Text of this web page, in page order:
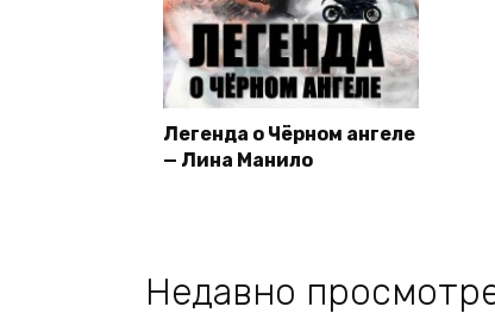
Легенда о Чёрном ангеле
— Лина Манило
Недавно